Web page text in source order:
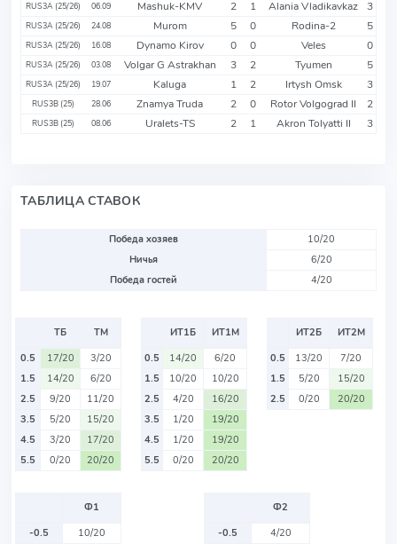
RUS3A (25/26) 06.09 Mashuk-KMV 2 1 Alania Vladikavkaz 3
RUS3A (25/26) 24.08 Murom 5 0 Rodina-2 5
RUS3A (25/26) 16.08 Dynamo Kirov 0 0 Veles 0
RUS3A (25/26) 03.08 Volgar G Astrakhan 3 2 Tyumen 5
RUS3A (25/26) 19.07 Kaluga 1 2 Irtysh Omsk 3
RUS3B (25) 28.06 Znamya Truda 2 0 Rotor Volgograd II 2
RUS3B (25) 08.06 Uralets-TS 2 1 Akron Tolyatti II 3
ТАБЛИЦА СТАВОК
Победа хозяев
10/20
Ничья
6/20
Победа гостей
4/20
ТБ
ТМ
0.5
17/20
3/20
1.5
14/20
6/20
2.5
9/20
11/20
3.5
5/20
15/20
4.5
3/20
17/20
5.5
0/20 20/20
ИТ1Б
ИТ1М
0.5
14/20
6/20
1.5
10/20
10/20
2.5
4/20
16/20
3.5
1/20
19/20
4.5
1/20
19/20
5.5
0/20 20/20
ИТ2Б
ИТ2М
0.5
13/20
7/20
1.5
5/20
15/20
2.5
0/20 20/20
Ф1
-0.5
10/20
Ф2
-0.5
4/20